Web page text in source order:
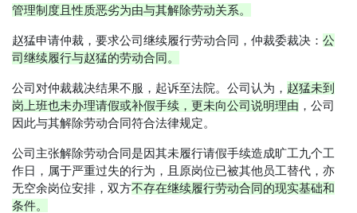
管理制度且性质恶劣为由与其解除劳动关系。
赵猛申请仲裁，要求公司继续履行劳动合同，仲裁委裁决： 公
司继续履行与赵猛的劳动合同。
公司对仲裁裁决结果不服，起诉至法院。公司认为， 赵猛未到
岗上班也未办理请假或补假手续，更未向公司说明理由 ，公司
因此与其解除劳动合同符合法律规定。
公司主张解除劳动合同是因其未履行请假手续造成旷工九个工
作日，属于严重过失的行为，且原岗位已被其他员工替代，亦
无空余岗位安排，双方不存在继续履行劳动合同的现实基础和
条件。